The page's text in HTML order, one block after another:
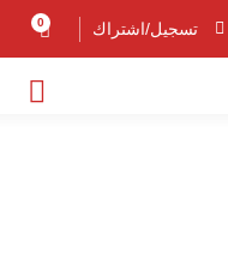
تسجيل/اشتراك 0